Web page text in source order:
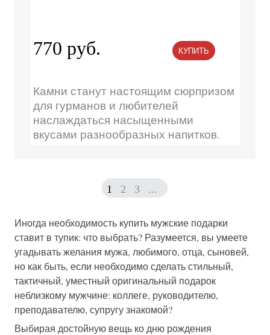
770 руб. КУПИТЬ
Камни станут настоящим сюрпризом
для гурманов и любителей
наслаждаться насыщенными
вкусами разнообразных напитков.
1 2 3 ...
Иногда необходимость купить мужские подарки
ставит в тупик: что выбрать? Разумеется, вы умеете
угадывать желания мужа, любимого, отца, сыновей,
но как быть, если необходимо сделать стильный,
тактичный, уместный оригинальный подарок
неблизкому мужчине: коллеге, руководителю,
преподавателю, супругу знакомой?
Выбирая достойную вещь ко дню рождения